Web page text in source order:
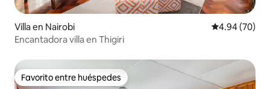
Villa en Nairobi Calificación
4.94 (70)
Encantadora villa en Thigiri
Favorito entre huéspedes
Favorito entre huéspedes